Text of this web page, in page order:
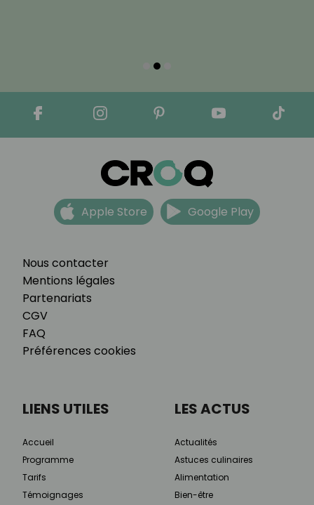
Nous contacter
Mentions légales
Partenariats
CGV
FAQ
Préférences cookies
Apple Store Google Play
LIENS UTILES
Accueil
Programme
Tarifs
Témoignages
LES ACTUS
Actualités
Astuces culinaires
Alimentation
Bien-être